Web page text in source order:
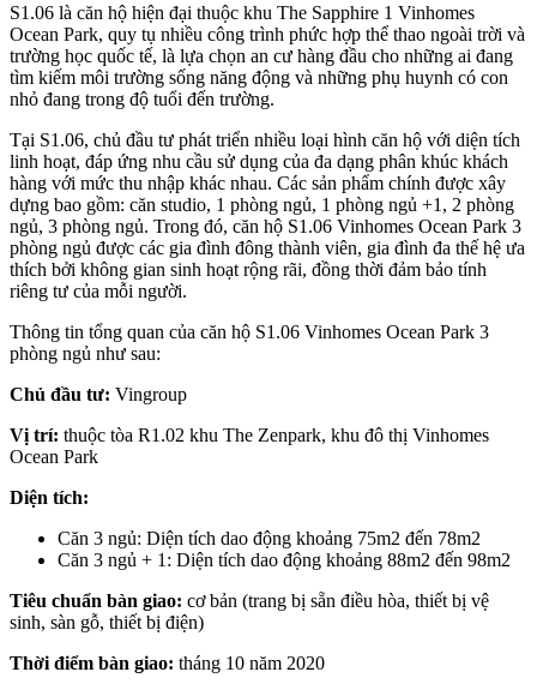
S1.06 là căn hộ hiện đại thuộc khu The Sapphire 1 Vinhomes
Ocean Park, quy tụ nhiều công trình phức hợp thể thao ngoài trời và
trường học quốc tế, là lựa chọn an cư hàng đầu cho những ai đang
tìm kiếm môi trường sống năng động và những phụ huynh có con
nhỏ đang trong độ tuổi đến trường.
Tại S1.06, chủ đầu tư phát triển nhiều loại hình căn hộ với diện tích
linh hoạt, đáp ứng nhu cầu sử dụng của đa dạng phân khúc khách
hàng với mức thu nhập khác nhau. Các sản phẩm chính được xây
dựng bao gồm: căn studio, 1 phòng ngủ, 1 phòng ngủ +1, 2 phòng
ngủ, 3 phòng ngủ. Trong đó, căn hộ S1.06 Vinhomes Ocean Park 3
phòng ngủ được các gia đình đông thành viên, gia đình đa thế hệ ưa
thích bởi không gian sinh hoạt rộng rãi, đồng thời đảm bảo tính
riêng tư của mỗi người.
Thông tin tổng quan của căn hộ S1.06 Vinhomes Ocean Park 3
phòng ngủ như sau:
Chủ đầu tư: Vingroup
Vị trí: thuộc tòa R1.02 khu The Zenpark, khu đô thị Vinhomes
Ocean Park
Diện tích:
Căn 3 ngủ: Diện tích dao động khoảng 75m2 đến 78m2
Căn 3 ngủ + 1: Diện tích dao động khoảng 88m2 đến 98m2
Tiêu chuẩn bàn giao: cơ bản (trang bị sẵn điều hòa, thiết bị vệ
sinh, sàn gỗ, thiết bị điện)
Thời điểm bàn giao: tháng 10 năm 2020